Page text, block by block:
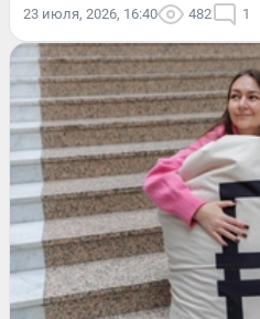
23 июля, 2026, 16:40 482 1